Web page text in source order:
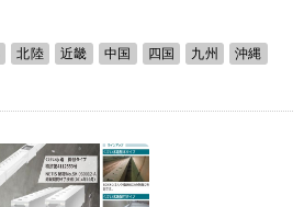
北陸 近畿 中国 四国 九州 沖縄